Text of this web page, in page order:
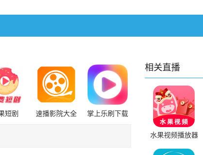
短剧 速播影院大全
掌上乐刷下载
相关直播
水果视频播放器
2018旧版本下载安